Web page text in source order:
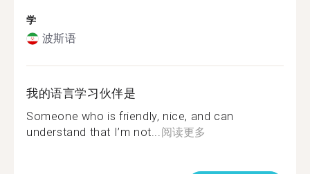
学
波斯语
我的语言学习伙伴是
Someone who is friendly, nice, and can
understand that I’m not...阅读更多